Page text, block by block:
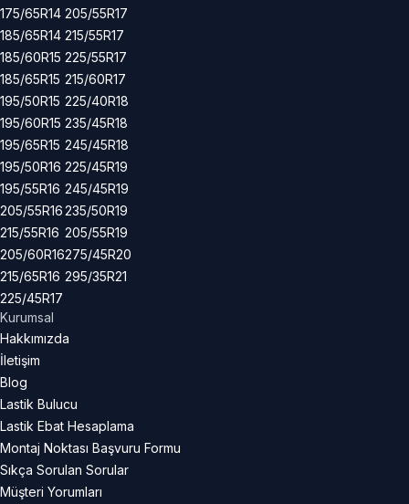
175/65R14
185/65R14
185/60R15
185/65R15
195/50R15
195/60R15
195/65R15
195/50R16
195/55R16
205/55R16
215/55R16
205/60R16
215/65R16
225/45R17
205/55R17
215/55R17
225/55R17
215/60R17
225/40R18
235/45R18
245/45R18
225/45R19
245/45R19
235/50R19
205/55R19
275/45R20
295/35R21
Kurumsal
Hakkımızda
İletişim
Blog
Lastik Bulucu
Lastik Ebat Hesaplama
Montaj Noktası Başvuru Formu
Sıkça Sorulan Sorular
Müşteri Yorumları